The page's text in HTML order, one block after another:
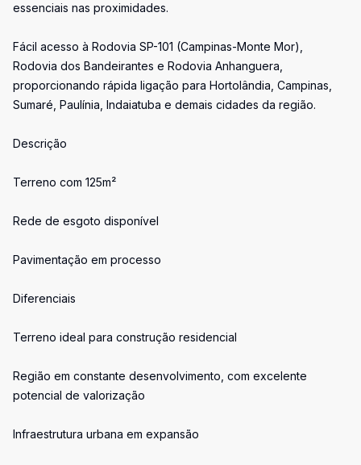
essenciais nas proximidades.
Fácil acesso à Rodovia SP-101 (Campinas-Monte Mor),
Rodovia dos Bandeirantes e Rodovia Anhanguera,
proporcionando rápida ligação para Hortolândia, Campinas,
Sumaré, Paulínia, Indaiatuba e demais cidades da região.
Descrição
Terreno com 125m²
Rede de esgoto disponível
Pavimentação em processo
Diferenciais
Terreno ideal para construção residencial
Região em constante desenvolvimento, com excelente
potencial de valorização
Infraestrutura urbana em expansão